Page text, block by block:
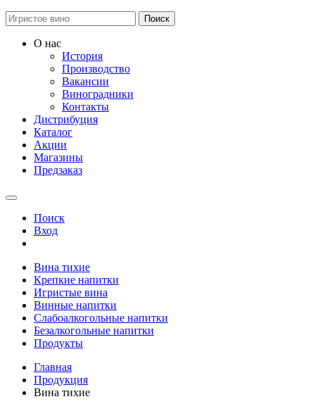
Поиск
О нас
История
Производство
Вакансии
Виноградники
Контакты
Дистрибуция
Каталог
Акции
Магазины
Предзаказ
Поиск
Вход
Вина тихие
Крепкие напитки
Игристые вина
Винные напитки
Слабоалкогольные напитки
Безалкогольные напитки
Продукты
Главная
Продукция
Вина тихие